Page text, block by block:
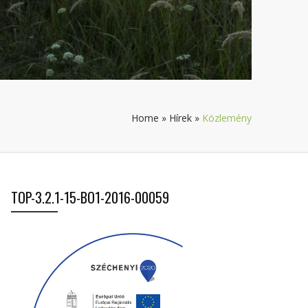
Home » Hírek » Közlemény
TOP-3.2.1-15-BO1-2016-00059